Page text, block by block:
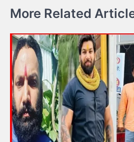
More Related